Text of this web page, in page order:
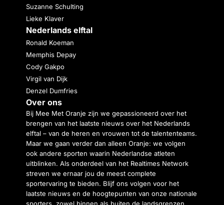
Suzanne Schulting
Lieke Klaver
Nederlands elftal
Ronald Koeman
Memphis Depay
Cody Gakpo
Virgil van Dijk
Denzel Dumfries
Over ons
Bij Mee Met Oranje zijn we gepassioneerd over het
brengen van het laatste nieuws over het Nederlands
elftal – van de heren en vrouwen tot de talententeams.
Maar we gaan verder dan alleen Oranje: we volgen
ook andere sporten waarin Nederlandse atleten
uitblinken. Als onderdeel van het Realtimes Network
streven we ernaar jou de meest complete
sportervaring te bieden. Blijf ons volgen voor het
laatste nieuws en de hoogtepunten van onze nationale